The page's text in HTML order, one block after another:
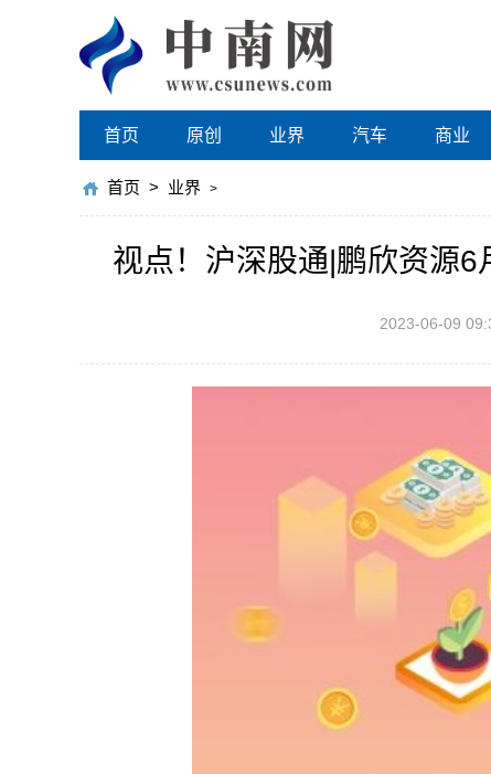
首页 原创 业界 汽车 商业
首页 > 业界 >
视点！沪深股通|鹏欣资源
2023-06-09